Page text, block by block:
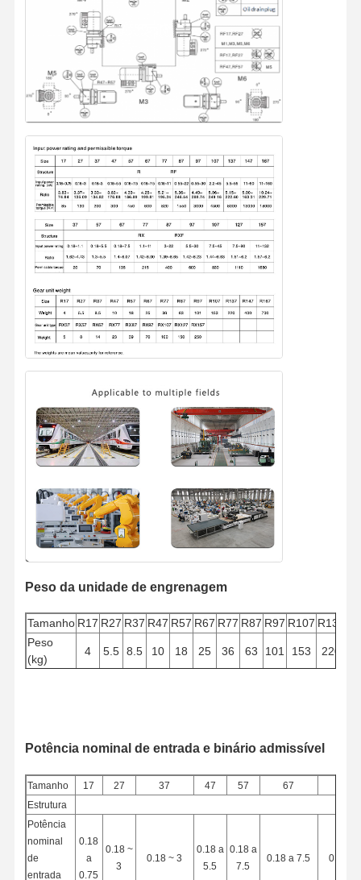
Peso da unidade de engrenagem
Tamanho R17 R27 R37 R47 R57 R67 R77 R87 R97 R107 R137
Peso
(kg)
4 5.5 8.5 10 18 25 36 63 101 153 220
Potência nominal de entrada e binário admissível
Tamanho 17 27 37 47 57 67
Estrutura
Potência
nominal
de
entrada
0.18
a
0.75
0.18 ~
3
0.18 ~ 3
0.18 a
5.5
0.18 a
7.5
0.18 a 7.5